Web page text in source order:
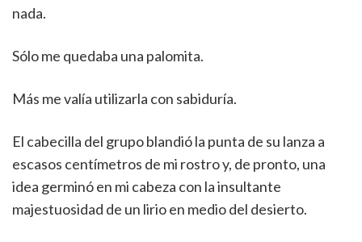
nada.
Sólo me quedaba una palomita.
Más me valía utilizarla con sabiduría.
El cabecilla del grupo blandió la punta de su lanza a
escasos centímetros de mi rostro y, de pronto, una
idea germinó en mi cabeza con la insultante
majestuosidad de un lirio en medio del desierto.